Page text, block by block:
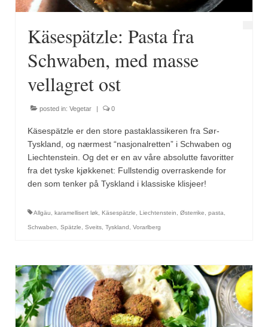
Käsespätzle: Pasta fra
Schwaben, med masse
vellagret ost
posted in: Vegetar | 0
Käsespätzle er den store pastaklassikeren fra Sør-
Tyskland, og nærmest “nasjonalretten” i Schwaben og
Liechtenstein. Og det er en av våre absolutte favoritter
fra det tyske kjøkkenet: Fullstendig overraskende for
den som tenker på Tyskland i klassiske klisjeer!
Allgäu karamellisert løk Käsespätzle Liechtenstein Østerrike pasta
Schwaben Spätzle Sveits Tyskland Vorarlberg